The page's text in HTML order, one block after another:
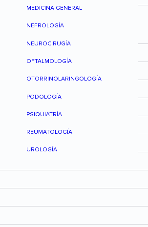
MEDICINA GENERAL
NEFROLOGÍA
NEUROCIRUGÍA
OFTALMOLOGÍA
OTORRINOLARINGOLOGÍA
PODOLOGÍA
PSIQUIATRÍA
REUMATOLOGÍA
UROLOGÍA